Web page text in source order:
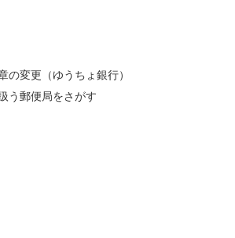
の変更（ゆうちょ銀行）
う郵便局をさがす